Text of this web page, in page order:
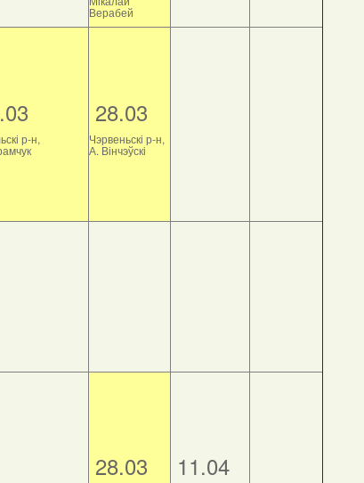
Верабей
р-н,
28.03
Чэрвеньскі р-н,
А. Вінчэўскі
28.03 11.04